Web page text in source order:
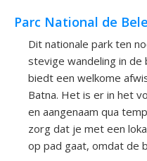
Parc National de
Dit nationale park ten
stevige wandeling in de
biedt een welkome
Batna. Het is er in het
en aangenaam qua
zorg dat je met een
op pad gaat, omdat de